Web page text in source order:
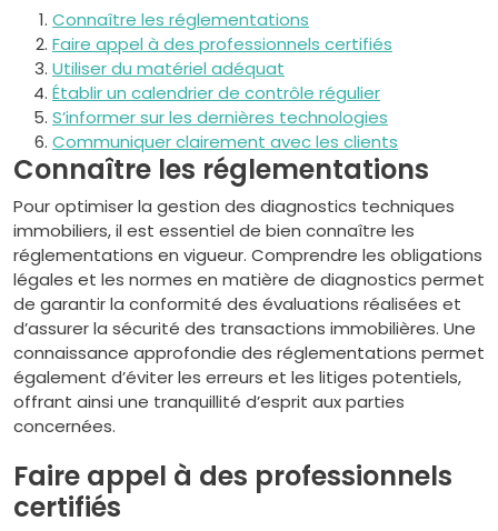
Connaître les réglementations
Faire appel à des professionnels certifiés
Utiliser du matériel adéquat
Établir un calendrier de contrôle régulier
S’informer sur les dernières technologies
Communiquer clairement avec les clients
Connaître les réglementations
Pour optimiser la gestion des diagnostics techniques
immobiliers, il est essentiel de bien connaître les
réglementations en vigueur. Comprendre les obligations
légales et les normes en matière de diagnostics permet
de garantir la conformité des évaluations réalisées et
d’assurer la sécurité des transactions immobilières. Une
connaissance approfondie des réglementations permet
également d’éviter les erreurs et les litiges potentiels,
offrant ainsi une tranquillité d’esprit aux parties
concernées.
Faire appel à des professionnels
certifiés